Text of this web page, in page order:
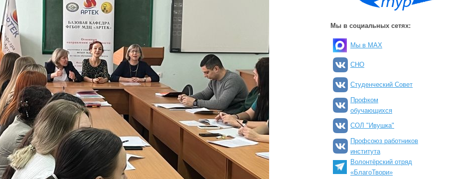
Мы в социальных сетях:
Мы в MAX
СНО
Студенческий Совет
Профком
обучающихся
СОЛ "Ивушка"
Профсоюз работников
института
Волонтёрский отряд
«БлагоТвори»